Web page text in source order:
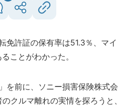
免許証の保有率は51.3％、マイ
ことがわかった。
を前に、ソニー損害保険株式会
クルマ離れの実情を探ろうと、